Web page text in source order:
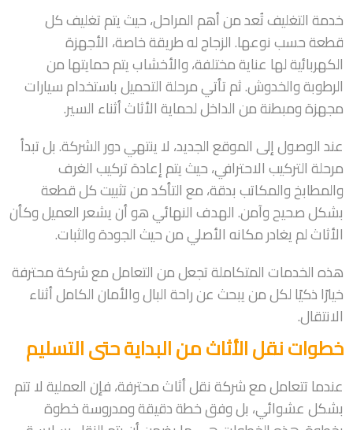
خدمة التغليف تُعد من أهم المراحل، حيث يتم تغليف كل
قطعة حسب نوعها. الزجاج له طريقة خاصة، الأجهزة
الكهربائية لها عناية مختلفة، والأخشاب يتم حمايتها من
الرطوبة والخدوش. ثم تأتي مرحلة التحميل باستخدام سيارات
مجهزة ومبطنة من الداخل لحماية الأثاث أثناء السير.
عند الوصول إلى الموقع الجديد، لا ينتهي دور الشركة. بل تبدأ
مرحلة التركيب الاحترافي، حيث يتم إعادة تركيب الغرف
والمطابخ والمكاتب بدقة، مع التأكد من تثبيت كل قطعة
بشكل صحيح وآمن. الهدف النهائي هو أن يشعر العميل وكأن
الأثاث لم يغادر مكانه الأصلي من حيث الجودة والثبات.
هذه الخدمات المتكاملة تجعل من التعامل مع شركة محترفة
خيارًا ذكيًا لكل من يبحث عن راحة البال والأمان الكامل أثناء
الانتقال.
خطوات نقل الأثاث من البداية حتى التسليم
عندما تتعامل مع شركة نقل أثاث محترفة، فإن العملية لا تتم
بشكل عشوائي، بل وفق خطة دقيقة ومدروسة خطوة